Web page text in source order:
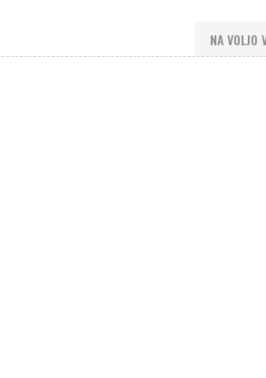
NA VOLJO